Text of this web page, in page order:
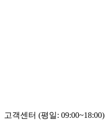
고객센터 (평일: 09:00~18:00)